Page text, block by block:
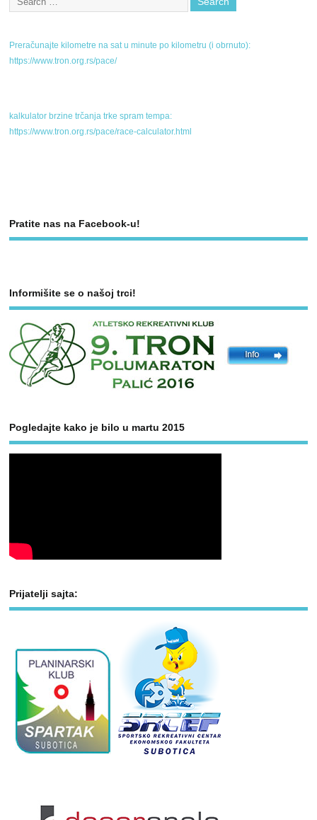
Preračunajte kilometre na sat u minute po kilometru (i obrnuto):
https://www.tron.org.rs/pace/
kalkulator brzine trčanja trke spram tempa:
https://www.tron.org.rs/pace/race-calculator.html
Pratite nas na Facebook-u!
Informišite se o našoj trci!
Pogledajte kako je bilo u martu 2015
Prijatelji sajta: